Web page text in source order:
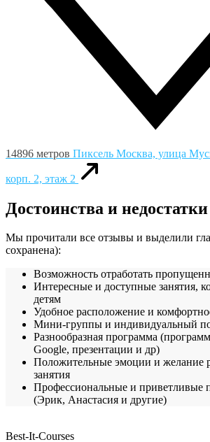
14896 метров Пиксель Москва, улица
корп. 2, этаж 2
Достоинства и
Мы прочитали все отзывы и выделили
сохранена):
Возможность отработать
Интересные и доступные занятия,
детям
Удобное расположение и
Мини-группы и индивидуальный
Разнообразная программа
Google, презентации и др)
Положительные эмоции и желание
занятия
Профессиональные и приветливые
(Эрик, Анастасия и другие)
Best-It-Courses